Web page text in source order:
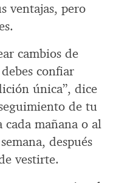
ventajas, pero
cambios de
confiar
única”, dice
de tu
cada mañana o al
después
vestirte.